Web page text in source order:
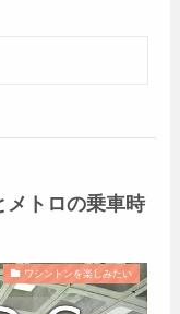
メトロの乗車時
ワシントンを楽しみたい